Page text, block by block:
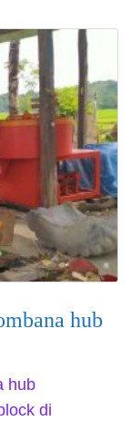
hub
hub
di